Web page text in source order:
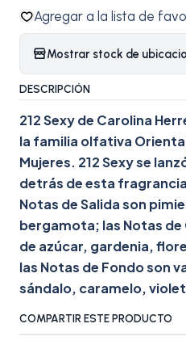
Agregar a la lista de
Mostrar stock de
DESCRIPCIÓN
212 Sexy de Carolina
la familia olfativa
Mujeres. 212 Sexy se
detrás de esta
Notas de Salida son
bergamota; las Notas
de azúcar, gardenia,
las Notas de Fondo son
sándalo, caramelo,
COMPARTIR ESTE PRODUCTO